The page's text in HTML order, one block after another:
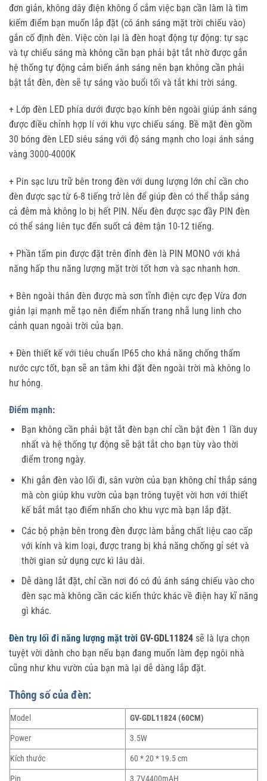
đơn giản, không dây điện không ổ cắm việc bạn cần làm là tìm
kiếm điểm bạn muốn lắp đặt (có ánh sáng mặt trời chiếu vào)
gắn cố định đèn. Việc còn lại là đèn hoạt động tự động: tự sạc
và tự chiếu sáng mà không cần bạn phải bật tắt nhờ được gắn
hệ thống tự động cảm biến ánh sáng nên bạn không cần phải
bật tắt đèn, đèn sẽ tự sáng vào buổi tối và tắt khi trời sáng.
+ Lớp đèn LED phía dưới được bạo kính bên ngoài giúp ánh sáng
được điều chỉnh hợp lí với khu vực chiếu sáng. Bề mặt đèn gồm
30 bóng đèn LED siêu sáng với độ sáng mạnh cho loại ánh sáng
vàng 3000-4000K
+ Pin sạc lưu trữ bên trong đèn với dung lượng lớn chỉ cần cho
đèn được sạc từ 6-8 tiếng trở lên để giúp đèn có thể thắp sáng
cả đêm mà không lo bị hết PIN. Nếu đèn được sạc đầy PIN đèn
có thể sáng liên tục đến suốt cả đêm tận 10-12 tiếng.
+ Phần tấm pin được đặt trên đỉnh đèn là PIN MONO với khả
năng hấp thu năng lượng mặt trời tốt hơn và sạc nhanh hơn.
+ Bên ngoài thân đèn được mà sơn tĩnh điện cực đẹp Vừa đơn
giản lại mạnh mẽ tạo nên điểm nhấn trang nhã lung linh cho
cảnh quan ngoài trời của bạn.
+ Đèn thiết kế với tiêu chuẩn IP65 cho khả năng chống thấm
nước cực tốt, bạn sẽ an tâm khi đặt đèn ngoài trời mà không lo
hư hỏng.
Điểm mạnh:
Bạn không cần phải bật tắt đèn bạn chỉ cần bật đèn 1 lần duy
nhất và hệ thống tự động sẽ bật tắt cho bạn tùy vào thời
điểm trong ngày.
Khi gắn đèn vào lối đi, sân vườn của bạn không chỉ thắp sáng
mà còn giúp khu vườn của bạn trông tuyệt vời hơn với thiết
kế bắt mắt tạo điểm nhấn cho khu vực mà bạn lắp đặt.
Các bộ phận bên trong đèn được làm bằng chất liệu cao cấp
với kính và kim loại, được trang bị khả năng chống gỉ sét và
thời gian sử dụng cực kì lâu dài.
Dễ dàng lắt đặt, chỉ cần nơi đó có đủ ánh sáng chiếu vào cho
đèn sạc mà không cần các kiến thức khác về điện hay kĩ năng
gì khác.
Đèn trụ lối đi năng lượng mặt trời GV-GDL11824 sẽ là lựa chọn
tuyệt vời dành cho bạn nếu bạn đang muốn làm đẹp ngôi nhà
cũng như khu vườn của bạn mà lại dễ dàng lắp đặt.
Thông số của đèn:
Model
GV-GDL11824 (60CM)
Power
3.5W
Kích thước
60 * 20 * 19.5 cm